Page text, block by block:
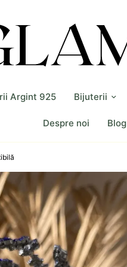
Argint 925 Bijuterii
Despre noi Blog